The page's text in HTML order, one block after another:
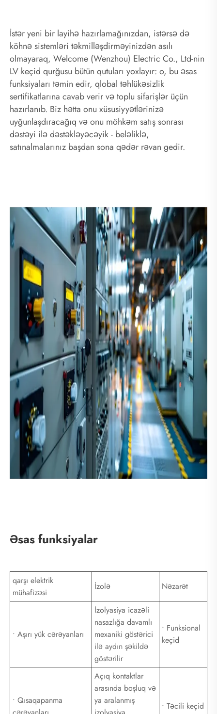
İstər yeni bir layihə hazırlamağınızdan, istərsə də
köhnə sistemləri təkmilləşdirməyinizdən asılı
olmayaraq, Welcome (Wenzhou) Electric Co., Ltd-nin
LV keçid qurğusu bütün qutuları yoxlayır: o, bu əsas
funksiyaları təmin edir, qlobal təhlükəsizlik
sertifikatlarına cavab verir və toplu sifarişlər üçün
hazırlanıb. Biz hətta onu xüsusiyyətlərinizə
uyğunlaşdıracağıq və onu möhkəm satış sonrası
dəstəyi ilə dəstəkləyəcəyik - beləliklə,
satınalmalarınız başdan sona qədər rəvan gedir.
Əsas funksiyalar
qarşı elektrik
mühafizəsi
İzolə Nəzarət
• Aşırı yük cərəyanları
İzolyasiya icazəli
nasazlığa davamlı
mexaniki göstərici
ilə aydın şəkildə
göstərilir
• Funksional
keçid
• Qısaqapanma
Açıq kontaktlar
arasında boşluq və
ya aralanmış
• Təcili keçid